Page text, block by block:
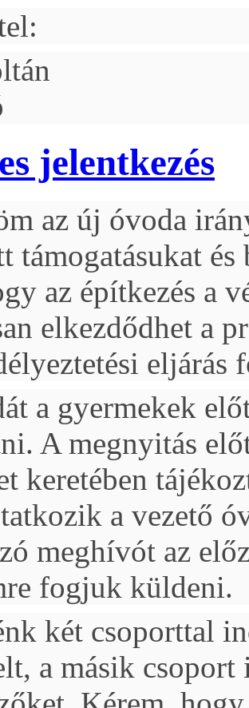
jelentkezés
az új óvoda
támogatásukat és
az építkezés a
elkezdődhet a
eljárás
a gyermekek
A megnyitás
keretében
a vezető
meghívót az
fogjuk küldeni.
két csoporttal
a másik csoport